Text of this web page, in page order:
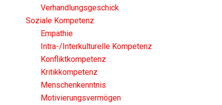
Verhandlungsgeschick
Soziale Kompetenz
Empathie
Intra-/Interkulturelle Kompetenz
Konfliktkompetenz
Kritikkompetenz
Menschenkenntnis
Motivierungsvermögen